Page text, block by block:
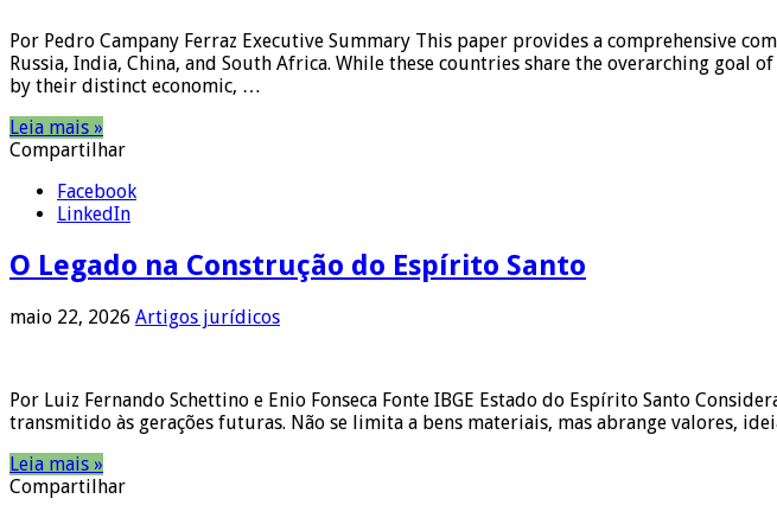
Por Pedro Campany Ferraz Executive Summary This paper provides a comprehensive
Russia, India, China, and South Africa. While these countries share the overarching
by their distinct economic, …
Leia mais »
Compartilhar
Facebook
LinkedIn
O Legado na Construção do Espírito Santo
maio 22, 2026 Artigos jurídicos
Por Luiz Fernando Schettino e Enio Fonseca Fonte IBGE Estado do Espírito Santo
transmitido às gerações futuras. Não se limita a bens materiais, mas abrange valores,
Leia mais »
Compartilhar